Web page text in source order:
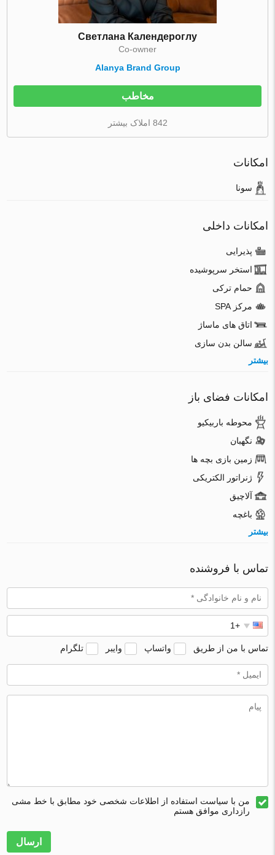
Светлана Календероглу
Co-owner
Alanya Brand Group
مخاطب
842 املاک بیشتر
امکانات
سونا
امکانات داخلی
پذیرایی
استخر سرپوشیده
حمام ترکی
مرکز SPA
اتاق های ماساژ
سالن بدن سازی
بیشتر
امکانات فضای باز
محوطه باربیکیو
نگهبان
زمین بازی بچه ها
ژنراتور الکتریکی
آلاچیق
باغچه
بیشتر
تماس با فروشنده
تماس با من از طریق واتساپ وایبر تلگرام
من با سیاست استفاده از اطلاعات شخصی خود مطابق با خط مشی
رازداری موافق هستم
ارسال